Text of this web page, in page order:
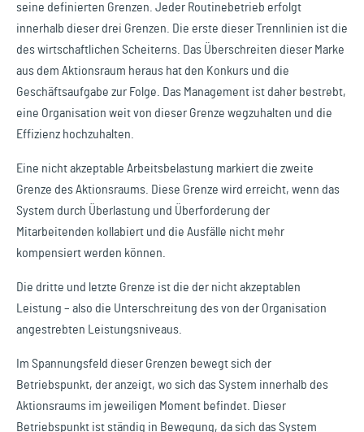
seine definierten Grenzen. Jeder Routinebetrieb erfolgt
innerhalb dieser drei Grenzen. Die erste dieser Trennlinien ist die
des wirtschaftlichen Scheiterns. Das Überschreiten dieser Marke
aus dem Aktionsraum heraus hat den Konkurs und die
Geschäftsaufgabe zur Folge. Das Management ist daher bestrebt,
eine Organisation weit von dieser Grenze wegzuhalten und die
Effizienz hochzuhalten.
Eine nicht akzeptable Arbeitsbelastung markiert die zweite
Grenze des Aktionsraums. Diese Grenze wird erreicht, wenn das
System durch Überlastung und Überforderung der
Mitarbeitenden kollabiert und die Ausfälle nicht mehr
kompensiert werden können.
Die dritte und letzte Grenze ist die der nicht akzeptablen
Leistung – also die Unterschreitung des von der Organisation
angestrebten Leistungsniveaus.
Im Spannungsfeld dieser Grenzen bewegt sich der
Betriebspunkt, der anzeigt, wo sich das System innerhalb des
Aktionsraums im jeweiligen Moment befindet. Dieser
Betriebspunkt ist ständig in Bewegung, da sich das System